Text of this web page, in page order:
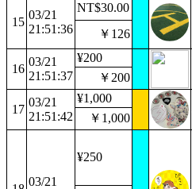
15
03/21
21:51:36
NT$30.00
￥126
16
03/21
21:51:37
¥200
￥200
17
03/21
21:51:42
¥1,000
￥1,000
03/21
¥250